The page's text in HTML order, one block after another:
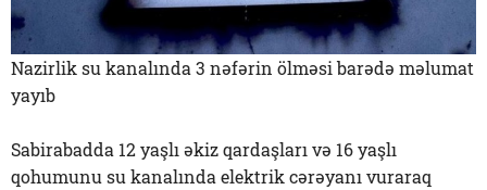
Nazirlik su kanalında 3 nəfərin ölməsi barədə məlumat
yayıb
Sabirabadda 12 yaşlı əkiz qardaşları və 16 yaşlı
qohumunu su kanalında elektrik cərəyanı vuraraq